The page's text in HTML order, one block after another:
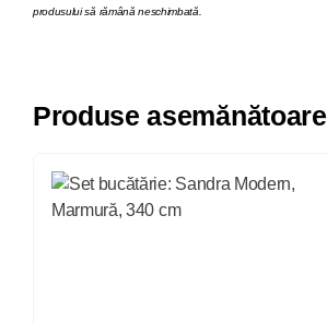
produsului să rămână neschimbată.
Produse asemănătoare